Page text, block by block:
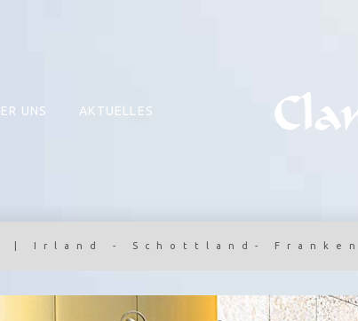
UNS AKTUELLES
| Irland - Schottland- Franken